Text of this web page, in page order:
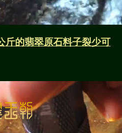
斤的翡翠原石料子裂少可